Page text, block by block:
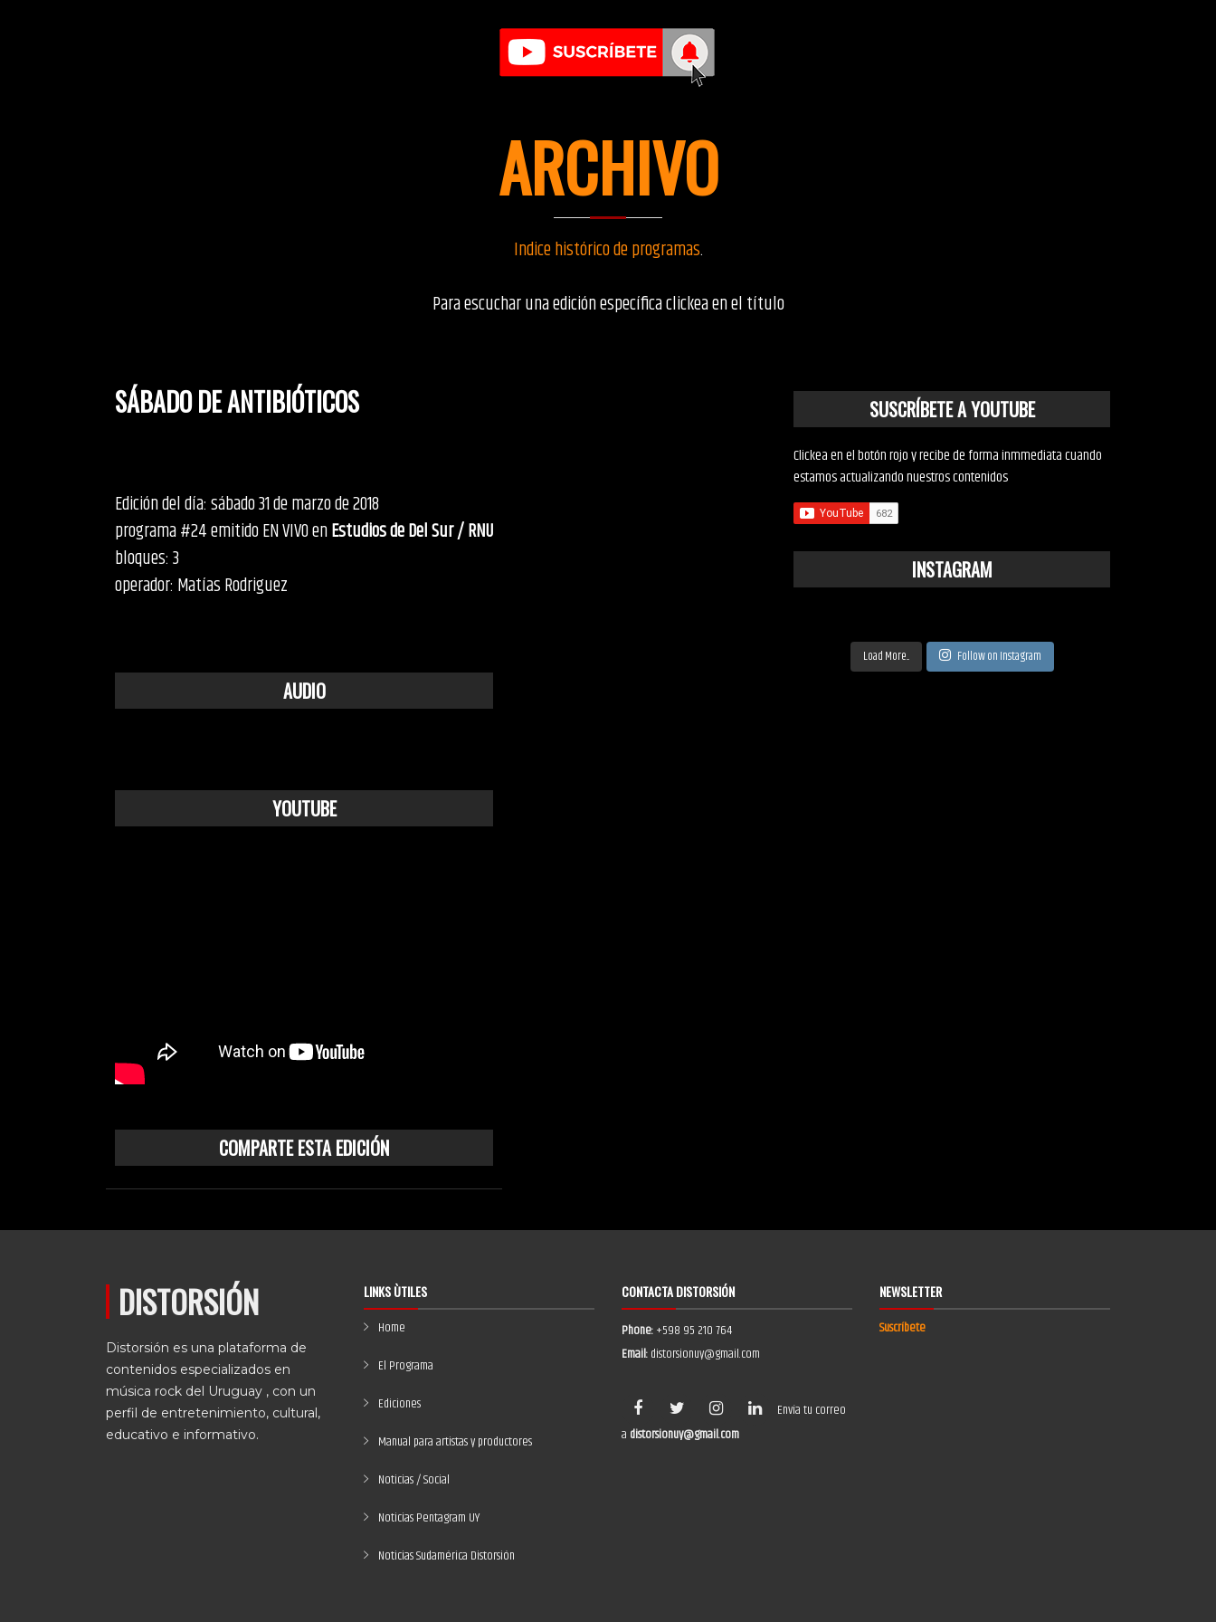
ARCHIVO
Indice histórico de programas.
Para escuchar una edición específica clickea en el título
SÁBADO DE ANTIBIÓTICOS
Edición del día: sábado 31 de marzo de 2018
programa #24 emitido EN VIVO enEstudios de Del Sur / RNU
bloques: 3
operador: Matías Rodriguez
AUDIO
YOUTUBE
COMPARTE ESTA EDICIÓN
SUSCRÍBETE A YOUTUBE
Clickea en el botón rojo y recibe de forma inmmediata cuando
estamos actualizando nuestros contenidos
INSTAGRAM
Load More... Follow on Instagram
DISTORSIÓN
Distorsión es una plataforma de
contenidos especializados en
música rock del Uruguay , con un
perfil de entretenimiento, cultural,
educativo e informativo.
LINKS ÙTILES
Home
El Programa
Ediciones
Manual para artistas y productores
Noticias / Social
Noticias Pentagram UY
Noticias Sudamérica Distorsión
CONTACTA DISTORSIÓN
Phone:+598 95 210 764
Email:distorsionuy@gmail.com
Envía tu correo
a distorsionuy@gmail.com
NEWSLETTER
Suscríbete